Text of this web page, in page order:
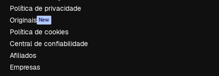
Política de privacidade
Originais New
Política de cookies
Central de confiabilidade
Afiliados
Empresas